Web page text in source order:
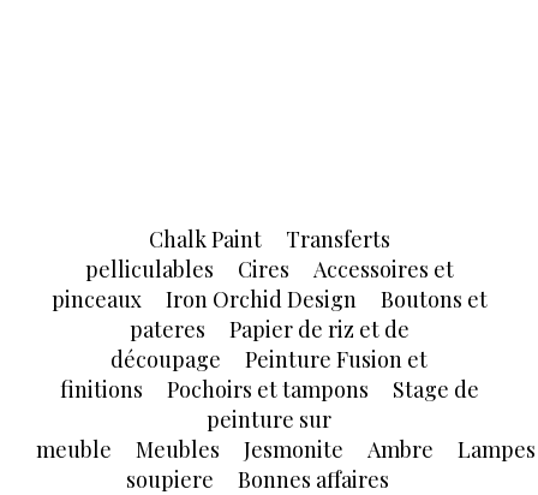
Chalk Paint
Transferts
pelliculables
Cires
Accessoires et
pinceaux
Iron Orchid Design
Boutons et
pateres
Papier de riz et de
découpage
Peinture Fusion et
finitions
Pochoirs et tampons
Stage de
peinture sur
meuble
Meubles Jesmonite Ambre
Lampes
soupiere
Bonnes affaires